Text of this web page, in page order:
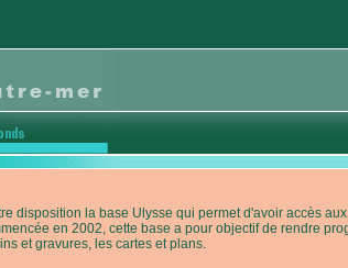
disposition la base Ulysse qui permet d'avoir accès
en 2002, cette base a pour objectif de rendre
et gravures, les cartes et plans.